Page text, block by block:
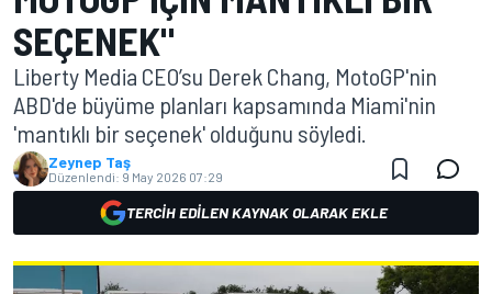
SEÇENEK"
Liberty Media CEO’su Derek Chang, MotoGP'nin
ABD'de büyüme planları kapsamında Miami'nin
'mantıklı bir seçenek' olduğunu söyledi.
Zeynep Taş
Düzenlendi: 9 May 2026 07:29
TERCIH EDILEN KAYNAK OLARAK EKLE